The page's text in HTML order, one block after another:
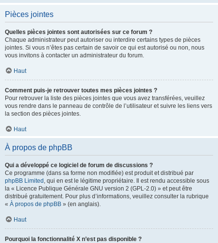
Pièces jointes
Quelles pièces jointes sont autorisées sur ce forum ?
Chaque administrateur peut autoriser ou interdire certains types de pièces
jointes. Si vous n’êtes pas certain de savoir ce qui est autorisé ou non, nous
vous invitons à contacter un administrateur du forum.
Haut
Comment puis-je retrouver toutes mes pièces jointes ?
Pour retrouver la liste des pièces jointes que vous avez transférées, veuillez
vous rendre dans le panneau de contrôle de l’utilisateur et suivre les liens vers
la section des pièces jointes.
Haut
À propos de phpBB
Qui a développé ce logiciel de forum de discussions ?
Ce programme (dans sa forme non modifiée) est produit et distribué par
phpBB Limited , qui en est le légitime propriétaire. Il est rendu accessible sous
la « Licence Publique Générale GNU version 2 (GPL-2.0) » et peut être
distribué gratuitement. Pour plus d’informations, veuillez consulter la rubrique
« À propos de phpBB » (en anglais).
Haut
Pourquoi la fonctionnalité X n’est pas disponible ?